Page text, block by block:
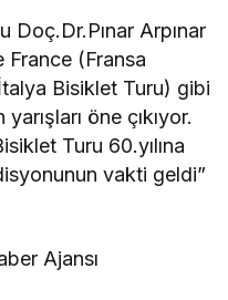
Doç.Dr.Pınar Arpınar
France (Fransa
Bisiklet Turu) gibi
öne çıkıyor.
Turu 60.yılına
vakti geldi”
Ajansı